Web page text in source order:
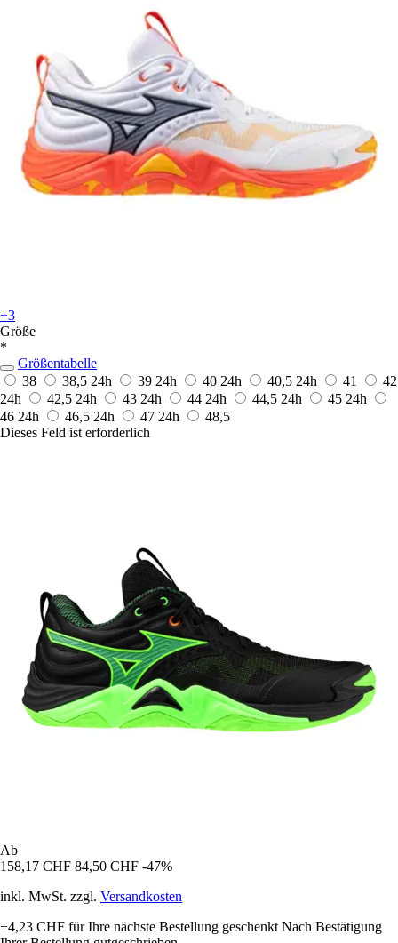
+3
Größe
*
Größentabelle
38
38,5 24h 39 24h 40 24h 40,5 24h 41
42
24h
42,5 24h 43 24h 44 24h 44,5 24h 45 24h
46 24h 46,5 24h 47 24h
48,5
Dieses Feld ist erforderlich
Ab
158,17 CHF 84,50 CHF -47%
inkl. MwSt. zzgl. Versandkosten
+4,23 CHF für Ihre nächste Bestellung geschenkt Nach Bestätigung